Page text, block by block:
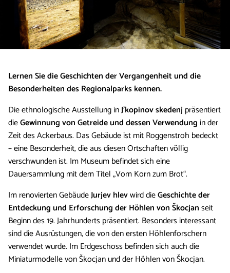
Lernen Sie die Geschichten der Vergangenheit und die
Besonderheiten des Regionalparks kennen.
Die ethnologische Ausstellung inJ'kopinov skedenj präsentiert
dieGewinnung von Getreide und dessen Verwendungin der
Zeit des Ackerbaus. Das Gebäude ist mit Roggenstroh bedeckt
– eine Besonderheit, die aus diesen Ortschaften völlig
verschwunden ist. Im Museum befindet sich eine
Dauersammlung mit dem Titel „Vom Korn zum Brot“.
Im renovierten GebäudeJurjev hlevwird dieGeschichte der
Entdeckung und Erforschung der Höhlen von Škocjanseit
Beginn des 19. Jahrhunderts präsentiert. Besonders interessant
sind die Ausrüstungen, die von den ersten Höhlenforschern
verwendet wurde. Im Erdgeschoss befinden sich auch die
Miniaturmodelle von Škocjan und der Höhlen von Škocjan.